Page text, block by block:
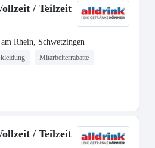
/ Teilzeit
Rhein, Schwetzingen
Mitarbeiterrabatte
/ Teilzeit